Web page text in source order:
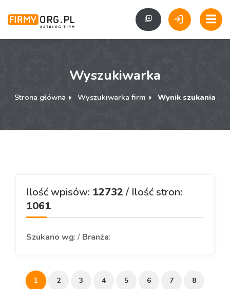
Wyszukiwarka
Strona główna Wyszukiwarka firm Wynik szukania
Ilość wpisów: 12732 / Ilość stron:
1061
Szukano wg: / Branża:
1 2 3 4 5 6 7 8